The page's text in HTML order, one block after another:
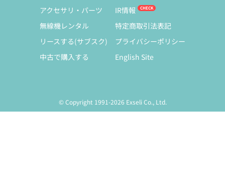
アクセサリ・パーツ
無線機レンタル
リースする(サブスク)
中古で購入する
IR情報
特定商取引法表記
プライバシーポリシー
English Site
© Copyright 1991-2026 Exseli Co., Ltd.